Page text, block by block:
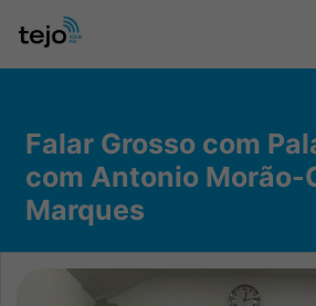
Falar Grosso com
com Antonio Morão-
Marques